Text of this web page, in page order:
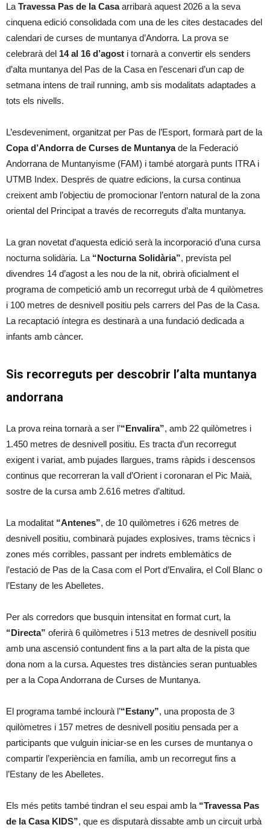
La Travessa Pas de la Casaarribarà aquest 2026 a la seva
cinquena edició consolidada com una de les cites destacades del
calendari de curses de muntanya d’Andorra. La prova se
celebrarà del 14 al 16 d’agost i tornarà a convertir els senders
d’alta muntanya del Pas de la Casa en l’escenari d’un cap de
setmana intens de trail running, amb sis modalitats adaptades a
tots els nivells.
L’esdeveniment, organitzat per Pas de l’Esport, formarà part de la
Copa d’Andorra de Curses de Muntanyade la Federació
Andorrana de Muntanyisme (FAM) i també atorgarà punts ITRA i
UTMB Index. Després de quatre edicions, la cursa continua
creixent amb l’objectiu de promocionar l’entorn natural de la zona
oriental del Principat a través de recorreguts d’alta muntanya.
La gran novetat d’aquesta edició serà la incorporació d’una cursa
nocturna solidària. La “Nocturna Solidària”, prevista pel
divendres 14 d’agost a les nou de la nit, obrirà oficialment el
programa de competició amb un recorregut urbà de 4 quilòmetres
i 100 metres de desnivell positiu pels carrers del Pas de la Casa.
La recaptació íntegra es destinarà a una fundació dedicada a
infants amb càncer.
Sis recorreguts per descobrir l’alta muntanya
andorrana
La prova reina tornarà a ser l’“Envalira”, amb 22 quilòmetres i
1.450 metres de desnivell positiu. Es tracta d’un recorregut
exigent i variat, amb pujades llargues, trams ràpids i descensos
continus que recorreran la vall d’Orient i coronaran el Pic Maià,
sostre de la cursa amb 2.616 metres d’altitud.
La modalitat “Antenes”, de 10 quilòmetres i 626 metres de
desnivell positiu, combinarà pujades explosives, trams tècnics i
zones més corribles, passant per indrets emblemàtics de
l’estació de Pas de la Casa com el Port d’Envalira, el Coll Blanc o
l’Estany de les Abelletes.
Per als corredors que busquin intensitat en format curt, la
“Directa” oferirà 6 quilòmetres i 513 metres de desnivell positiu
amb una ascensió contundent fins a la part alta de la pista que
dona nom a la cursa. Aquestes tres distàncies seran puntuables
per a la Copa Andorrana de Curses de Muntanya.
El programa també inclourà l’“Estany”, una proposta de 3
quilòmetres i 157 metres de desnivell positiu pensada per a
participants que vulguin iniciar-se en les curses de muntanya o
compartir l’experiència en família, amb un recorregut fins a
l’Estany de les Abelletes.
Els més petits també tindran el seu espai amb la “Travessa Pas
de la Casa KIDS”, que es disputarà dissabte amb un circuit urbà